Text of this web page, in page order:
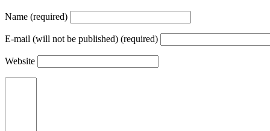
Name (required)
E-mail (will not be published) (required)
Website